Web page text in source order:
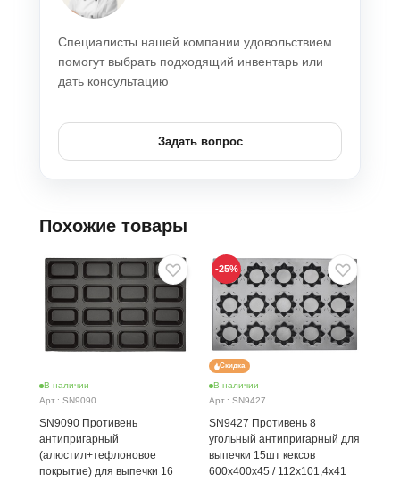
Специалисты нашей компании удовольствием
помогут выбрать подходящий инвентарь или
дать консультацию
Задать вопрос
Похожие товары
В наличии
Арт.: SN9090
SN9090 Противень
антипригарный
(алюстил+тефлоновое
покрытие) для выпечки 16
Скидка
В наличии
Арт.: SN9427
SN9427 Противень 8
угольный антипригарный для
выпечки 15шт кексов
600х400х45 / 112х101,4х41
-25%